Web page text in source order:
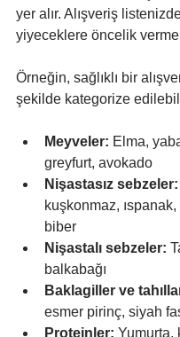
yer alır. Alışveriş
yiyeceklere öncelik
Örneğin, sağlıklı bir
şekilde kategorize
Meyveler: Elma,
greyfurt, avokado
Nişastasız sebzeler:
kuşkonmaz, ıspanak,
biber
Nişastalı sebzeler:
balkabağı
Baklagiller ve
esmer pirinç, siyah
Proteinler: Yumurta,